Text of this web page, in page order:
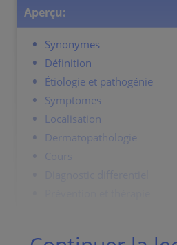
Aperçu:
Synonymes
Définition
Étiologie et pathogénie
Symptomes
Localisation
Dermatopathologie
Cours